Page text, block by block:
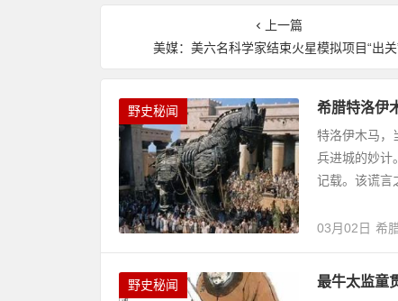
上一篇
美媒：美六名科学家结束火星模拟项目“出关
野史秘闻 希腊特洛伊
特洛伊木马，
兵进城的妙计
记载。该谎言
03月02日 希
野史秘闻 最牛太监